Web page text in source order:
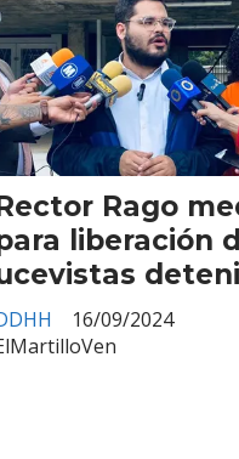
Rago
liberación
16/09/2024